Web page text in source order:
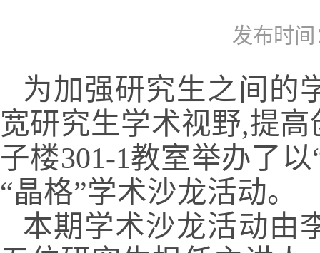
发布时间
为加强研究生之间的
宽研究生学术视野,提
子楼301-1教室举办了
“晶格”学术沙龙活动。
本期学术沙龙活动由